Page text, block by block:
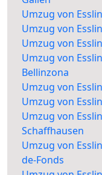
Umzug von
Umzug von
Umzug von
Umzug von
Bellinzona
Umzug von
Umzug von
Umzug von
Schaffhausen
Umzug von
de-Fonds